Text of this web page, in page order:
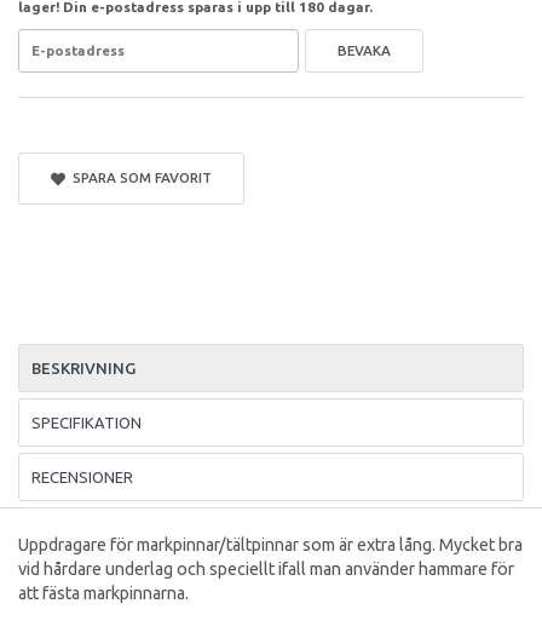
lager! Din e-postadress sparas i upp till 180 dagar.
BEVAKA
SPARA SOM FAVORIT
BESKRIVNING
SPECIFIKATION
RECENSIONER
Uppdragare för markpinnar/tältpinnar som är extra lång. Mycket bra
vid hårdare underlag och speciellt ifall man använder hammare för
att fästa markpinnarna.